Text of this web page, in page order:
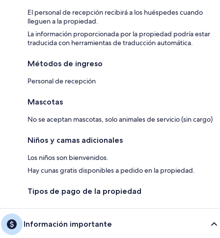
El personal de recepción recibirá a los huéspedes cuando
lleguen a la propiedad.
La información proporcionada por la propiedad podría estar
traducida con herramientas de traducción automática.
Métodos de ingreso
Personal de recepción
Mascotas
No se aceptan mascotas, solo animales de servicio (sin cargo)
Niños y camas adicionales
Los niños son bienvenidos.
Hay cunas gratis disponibles a pedido en la propiedad.
Tipos de pago de la propiedad
Información importante